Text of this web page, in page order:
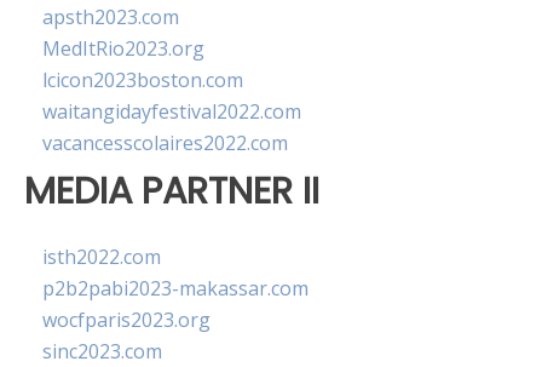
apsth2023.com
MedItRio2023.org
lcicon2023boston.com
waitangidayfestival2022.com
vacancesscolaires2022.com
MEDIA PARTNER II
isth2022.com
p2b2pabi2023-makassar.com
wocfparis2023.org
sinc2023.com